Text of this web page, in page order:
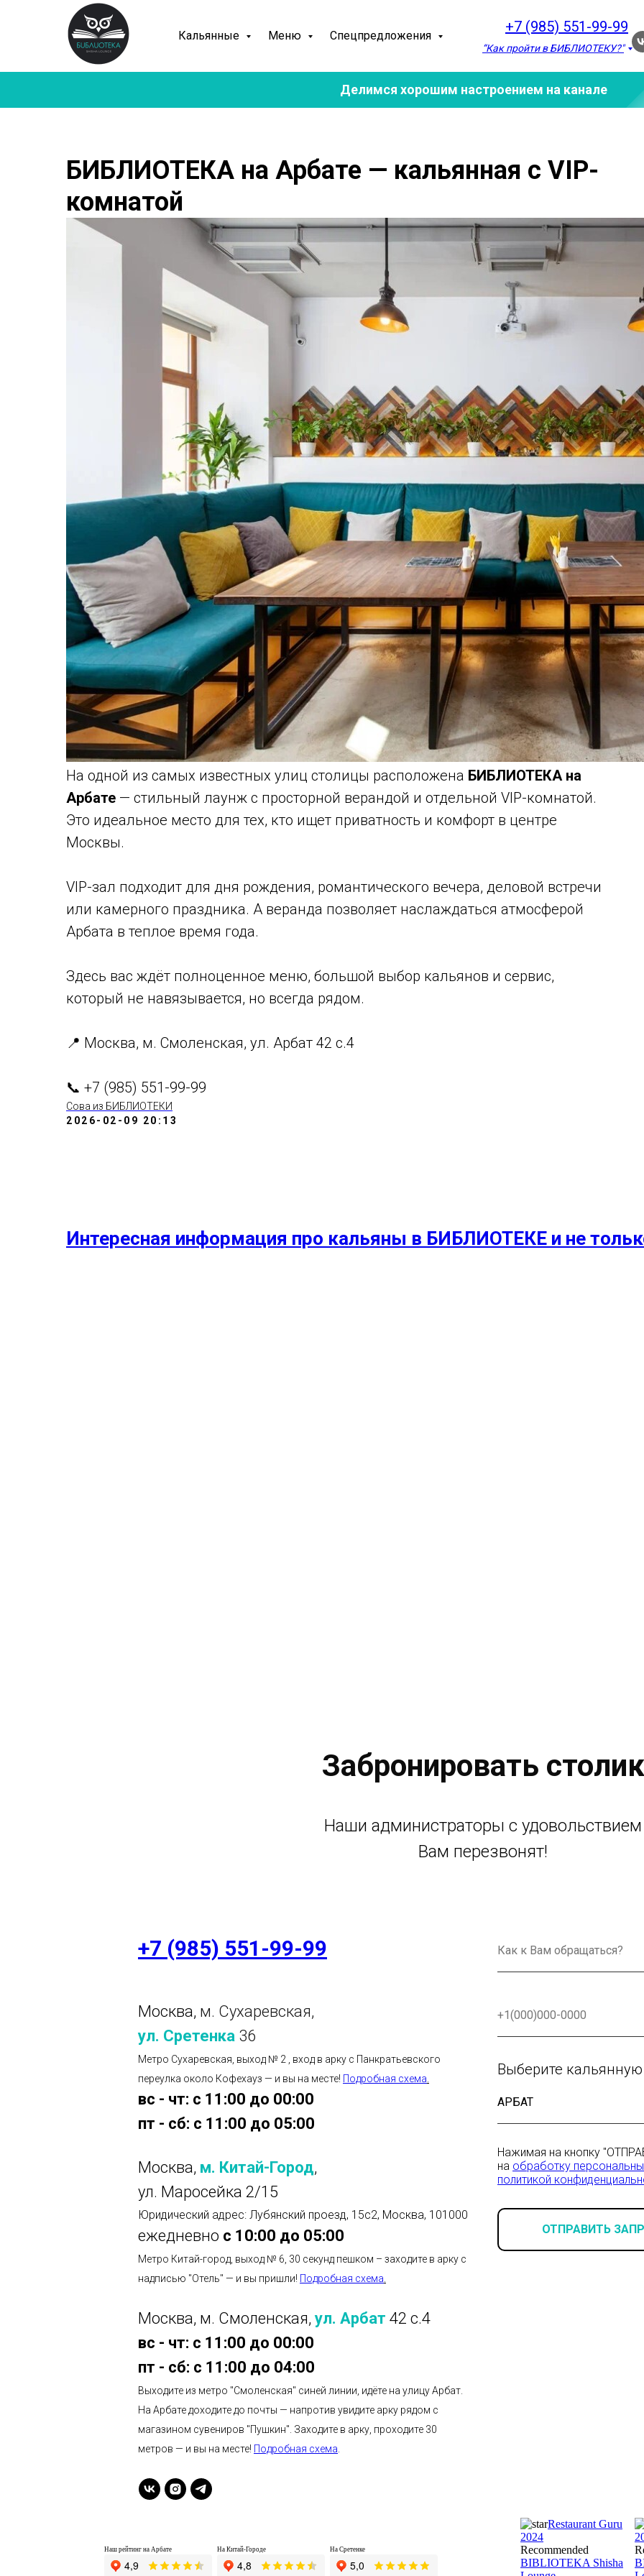
Кальянные Меню Спецпредложения
+7 (985) 551-99-99
“Как пройти в БИБЛИОТЕКУ?"
Делимся хорошим настроением на канале
БИБЛИОТЕКА на Арбате — кальянная с VIP-
комнатой
На одной из самых известных улиц столицы расположена БИБЛИОТЕКА на
Арбате — стильный лаунж с просторной верандой и отдельной VIP-комнатой.
Это идеальное место для тех, кто ищет приватность и комфорт в центре
Москвы.
VIP-зал подходит для дня рождения, романтического вечера, деловой встречи
или камерного праздника. А веранда позволяет наслаждаться атмосферой
Арбата в теплое время года.
Здесь вас ждёт полноценное меню, большой выбор кальянов и сервис,
который не навязывается, но всегда рядом.
📍 Москва, м. Смоленская, ул. Арбат 42 с.4
📞 +7 (985) 551-99-99
Сова из БИБЛИОТЕКИ
2026-02-09 20:13
Интересная информация про кальяны в БИБЛИОТЕКЕ и не
Забронировать столик
Наши администраторы с удовольствием
Вам перезвонят!
+7 (985) 551-99-99
Москва, м. Сухаревская,
ул. Сретенка 36
Метро Сухаревская, выход № 2 , вход в арку с Панкратьевского
переулка около Кофехауз — и вы на месте! Подробная схема
вс - чт: с 11:00 до 00:00
пт - сб: с 11:00 до 05:00
Москва, м. Китай-Город,
ул. Маросейка 2/15
Юридический адрес: Лубянский проезд, 15с2, Москва, 101000
ежедневно с 10:00 до 05:00
Метро Китай-город, выход № 6, 30 секунд пешком – заходите в арку с
надписью "Отель" — и вы пришли! Подробная схема
Москва, м. Смоленская,ул. Арбат 42 с.4
вс - чт: с 11:00 до 00:00
пт - сб: с 11:00 до 04:00
Выходите из метро "Смоленская" синей линии, идёте на улицу Арбат.
На Арбате доходите до почты — напротив увидите арку рядом с
магазином сувениров "Пушкин". Заходите в арку, проходите 30
метров — и вы на месте! Подробная схема
Выберите кальянную
Нажимая на кнопку
на обработку
политикой
ОТПРАВИТЬ
Наш рейтинг на Арбате На Китай-Городе На Сретенке
Restaurant Guru
2024
Recommended
BIBLIOTEKA Shisha